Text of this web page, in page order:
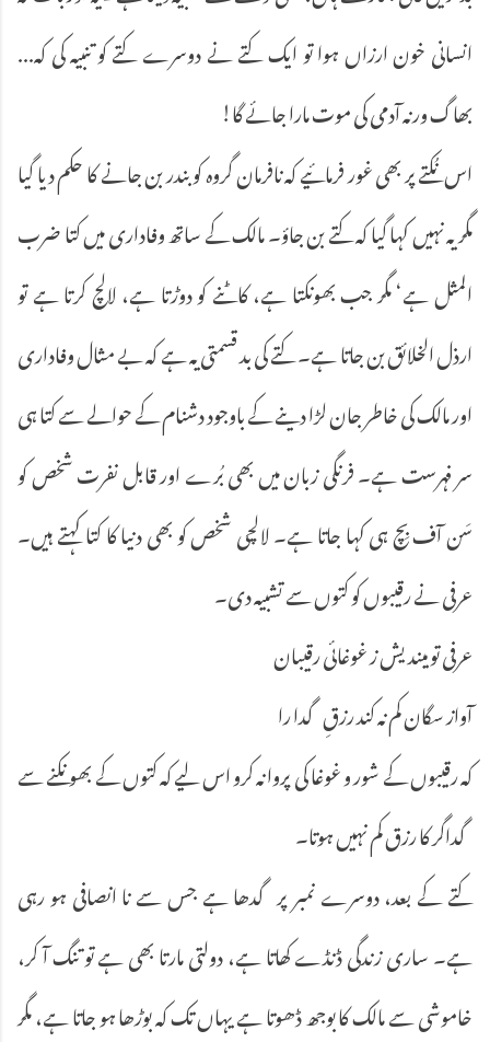
انسانی خون ارزاں ہوا تو ایک کتے نے دوسرے کتے کو تنبیہ کی کہ...
بھاگ ورنہ آدمی کی موت مارا جائے گا!
اس نُکتے پر بھی غور فرمائیے کہ نافرمان گروہ کو بندر بن جانے کا حکم دیا گیا
مگر یہ نہیں کہا گیا کہ کتے بن جاؤ۔ مالک کے ساتھ وفاداری میں کتا ضرب
المثل ہے‘ مگر جب بھونکتا ہے، کاٹنے کو دوڑتا ہے، لالچ کرتا ہے تو
ارذل الخلائق بن جاتا ہے۔ کتے کی بد قسمتی یہ ہے کہ بے مثال وفاداری
اور مالک کی خاطر جان لڑا دینے کے باوجود دشنام کے حوالے سے کتا ہی
سر فہرست ہے۔ فرنگی زبان میں بھی بُرے اور قابل نفرت شخص کو
سَن آف بِچ ہی کہا جاتا ہے۔ لالچی شخص کو بھی دنیا کا کتا کہتے ہیں۔
عرفی نے رقیبوں کو کتوں سے تشبیہ دی۔
عرفی تو میندیش ز غوغائی رقیبان
آواز سگان کم نہ کند رزقِ گدا را
کہ رقیبوں کے شور و غوغا کی پروا نہ کرو اس لیے کہ کتوں کے بھونکنے سے
گداگر کا رزق کم نہیں ہوتا۔
کتے کے بعد، دوسرے نمبر پر گدھا ہے جس سے نا انصافی ہو رہی
ہے۔ ساری زندگی ڈنڈے کھاتا ہے، دولتی مارتا بھی ہے تو تنگ آ کر،
خاموشی سے مالک کا بوجھ ڈھوتا ہے یہاں تک کہ بوڑھا ہو جاتا ہے، مگر